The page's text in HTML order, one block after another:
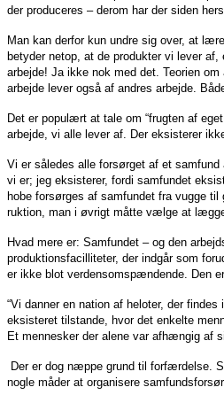
der produceres – derom har der siden
Man kan derfor kun undre sig over, at
betyder netop, at de produkter vi lever
arbejde! Ja ikke nok med det. Teorien
arbejde lever også af andres arbejde.
Det er populært at tale om “frugten af
arbejde, vi alle lever af. Der eksisterer
Vi er således alle forsørget af et samfund
vi er; jeg eksisterer, fordi samfundet
hobe forsørges af samfundet fra vugge
ruktion, man i øvrigt måtte vælge at
Hvad mere er: Samfundet – og den
produktionsfacilliteter, der indgår som
er ikke blot verdensomspændende. Den
“Vi danner en nation af heloter, der
eksisteret tilstande, hvor det enkelte
Et mennesker der alene var afhængig af
Der er dog næppe grund til forfærdelse.
nogle måder at organisere